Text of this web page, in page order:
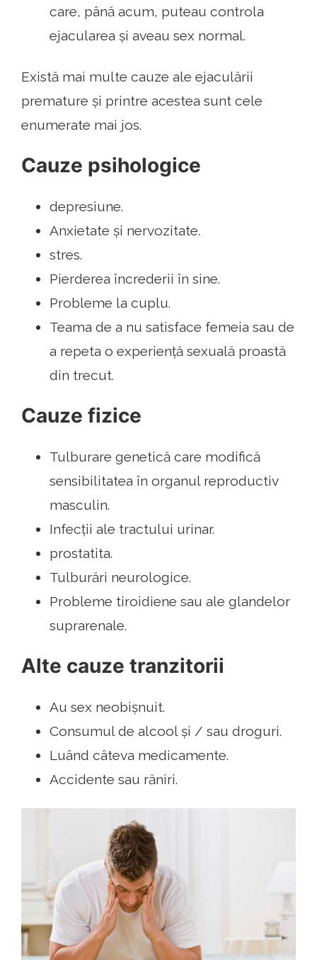
care, până acum, puteau controla
ejacularea și aveau sex normal.
Există mai multe cauze ale ejaculării
premature și printre acestea sunt cele
enumerate mai jos.
Cauze psihologice
depresiune.
Anxietate și nervozitate.
stres.
Pierderea încrederii în sine.
Probleme la cuplu.
Teama de a nu satisface femeia sau de
a repeta o experiență sexuală proastă
din trecut.
Cauze fizice
Tulburare genetică care modifică
sensibilitatea în organul reproductiv
masculin.
Infecții ale tractului urinar.
prostatita.
Tulburări neurologice.
Probleme tiroidiene sau ale glandelor
suprarenale.
Alte cauze tranzitorii
Au sex neobișnuit.
Consumul de alcool și / sau droguri.
Luând câteva medicamente.
Accidente sau răniri.